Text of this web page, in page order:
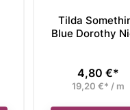
Tilda
Blue Dorothy
Preis
4,80 €*
19,20 €* / m